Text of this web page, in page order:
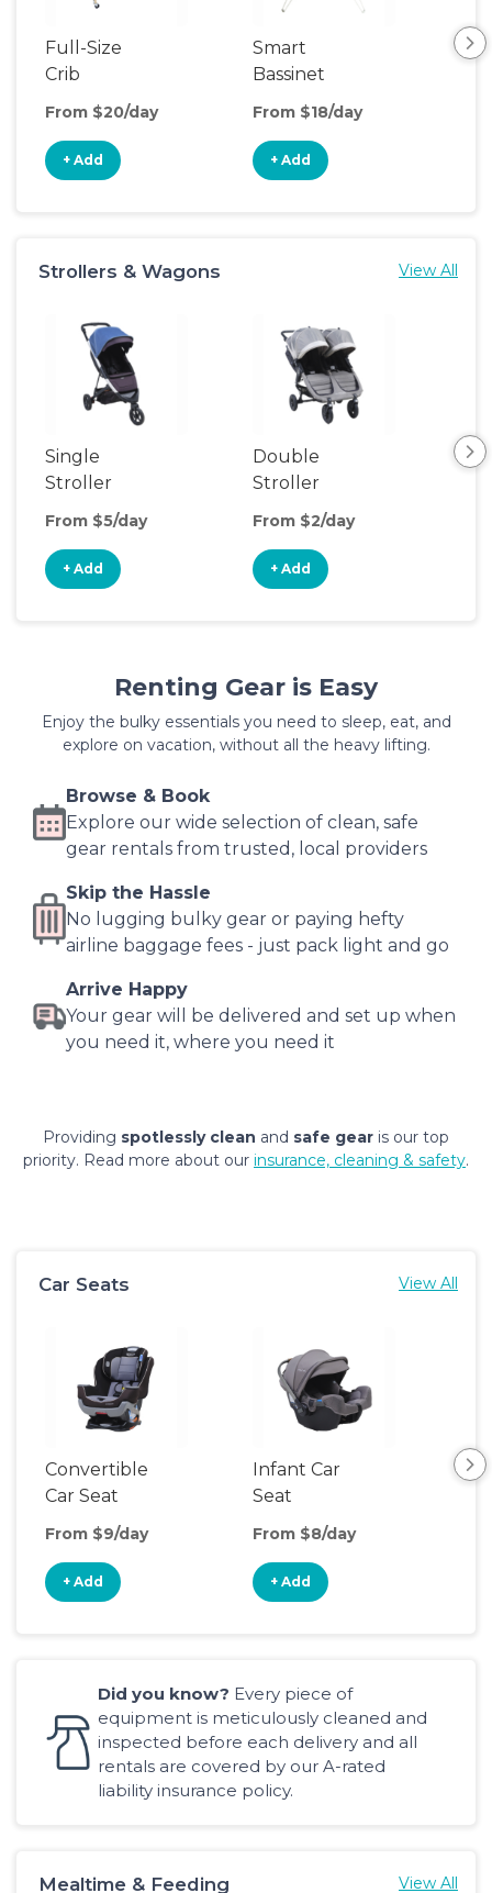
Full-Size
Crib
From $20/day
+ Add
Smart
Bassinet
From $18/day
+ Add
Strollers & Wagons View All
Single
Stroller
From $5/day
+ Add
Double
Stroller
From $2/day
+ Add
Renting Gear is Easy
Enjoy the bulky essentials you need to sleep, eat, and
explore on vacation, without all the heavy lifting.
Browse & Book
Explore our wide selection of clean, safe
gear rentals from trusted, local providers
Skip the Hassle
No lugging bulky gear or paying hefty
airline baggage fees - just pack light and go
Arrive Happy
Your gear will be delivered and set up when
you need it, where you need it
Providing spotlessly clean and safe gear is our top
priority. Read more about our insurance, cleaning & safety.
Car Seats View All
Convertible
Car Seat
From $9/day
+ Add
Infant Car
Seat
From $8/day
+ Add
Did you know? Every piece of
equipment is meticulously cleaned and
inspected before each delivery and all
rentals are covered by our A-rated
liability insurance policy.
Mealtime & Feeding View All